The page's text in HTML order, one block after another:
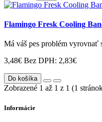
Flamingo Fresk Cooling
Má váš pes problém vyrovnať
3,48€ Bez DPH: 2,83€
Do košíka
Zobrazené 1 až 1 z 1 (1
Informácie